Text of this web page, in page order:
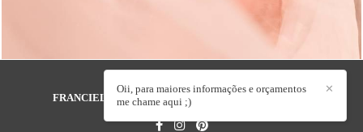
FRANCIELE LOCATELLI FOTOGRAFIA CONTATO
✕
Oii, para maiores informações e orçamentos
me chame aqui ;)